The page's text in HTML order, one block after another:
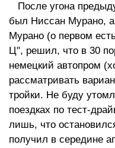
После угона
был Ниссан Мурано,
Мурано (о первом
Ц", решил, что в 30
немецкий автопром
рассматривать
тройки. Не буду
поездках по тест-
лишь, что
получил в середине